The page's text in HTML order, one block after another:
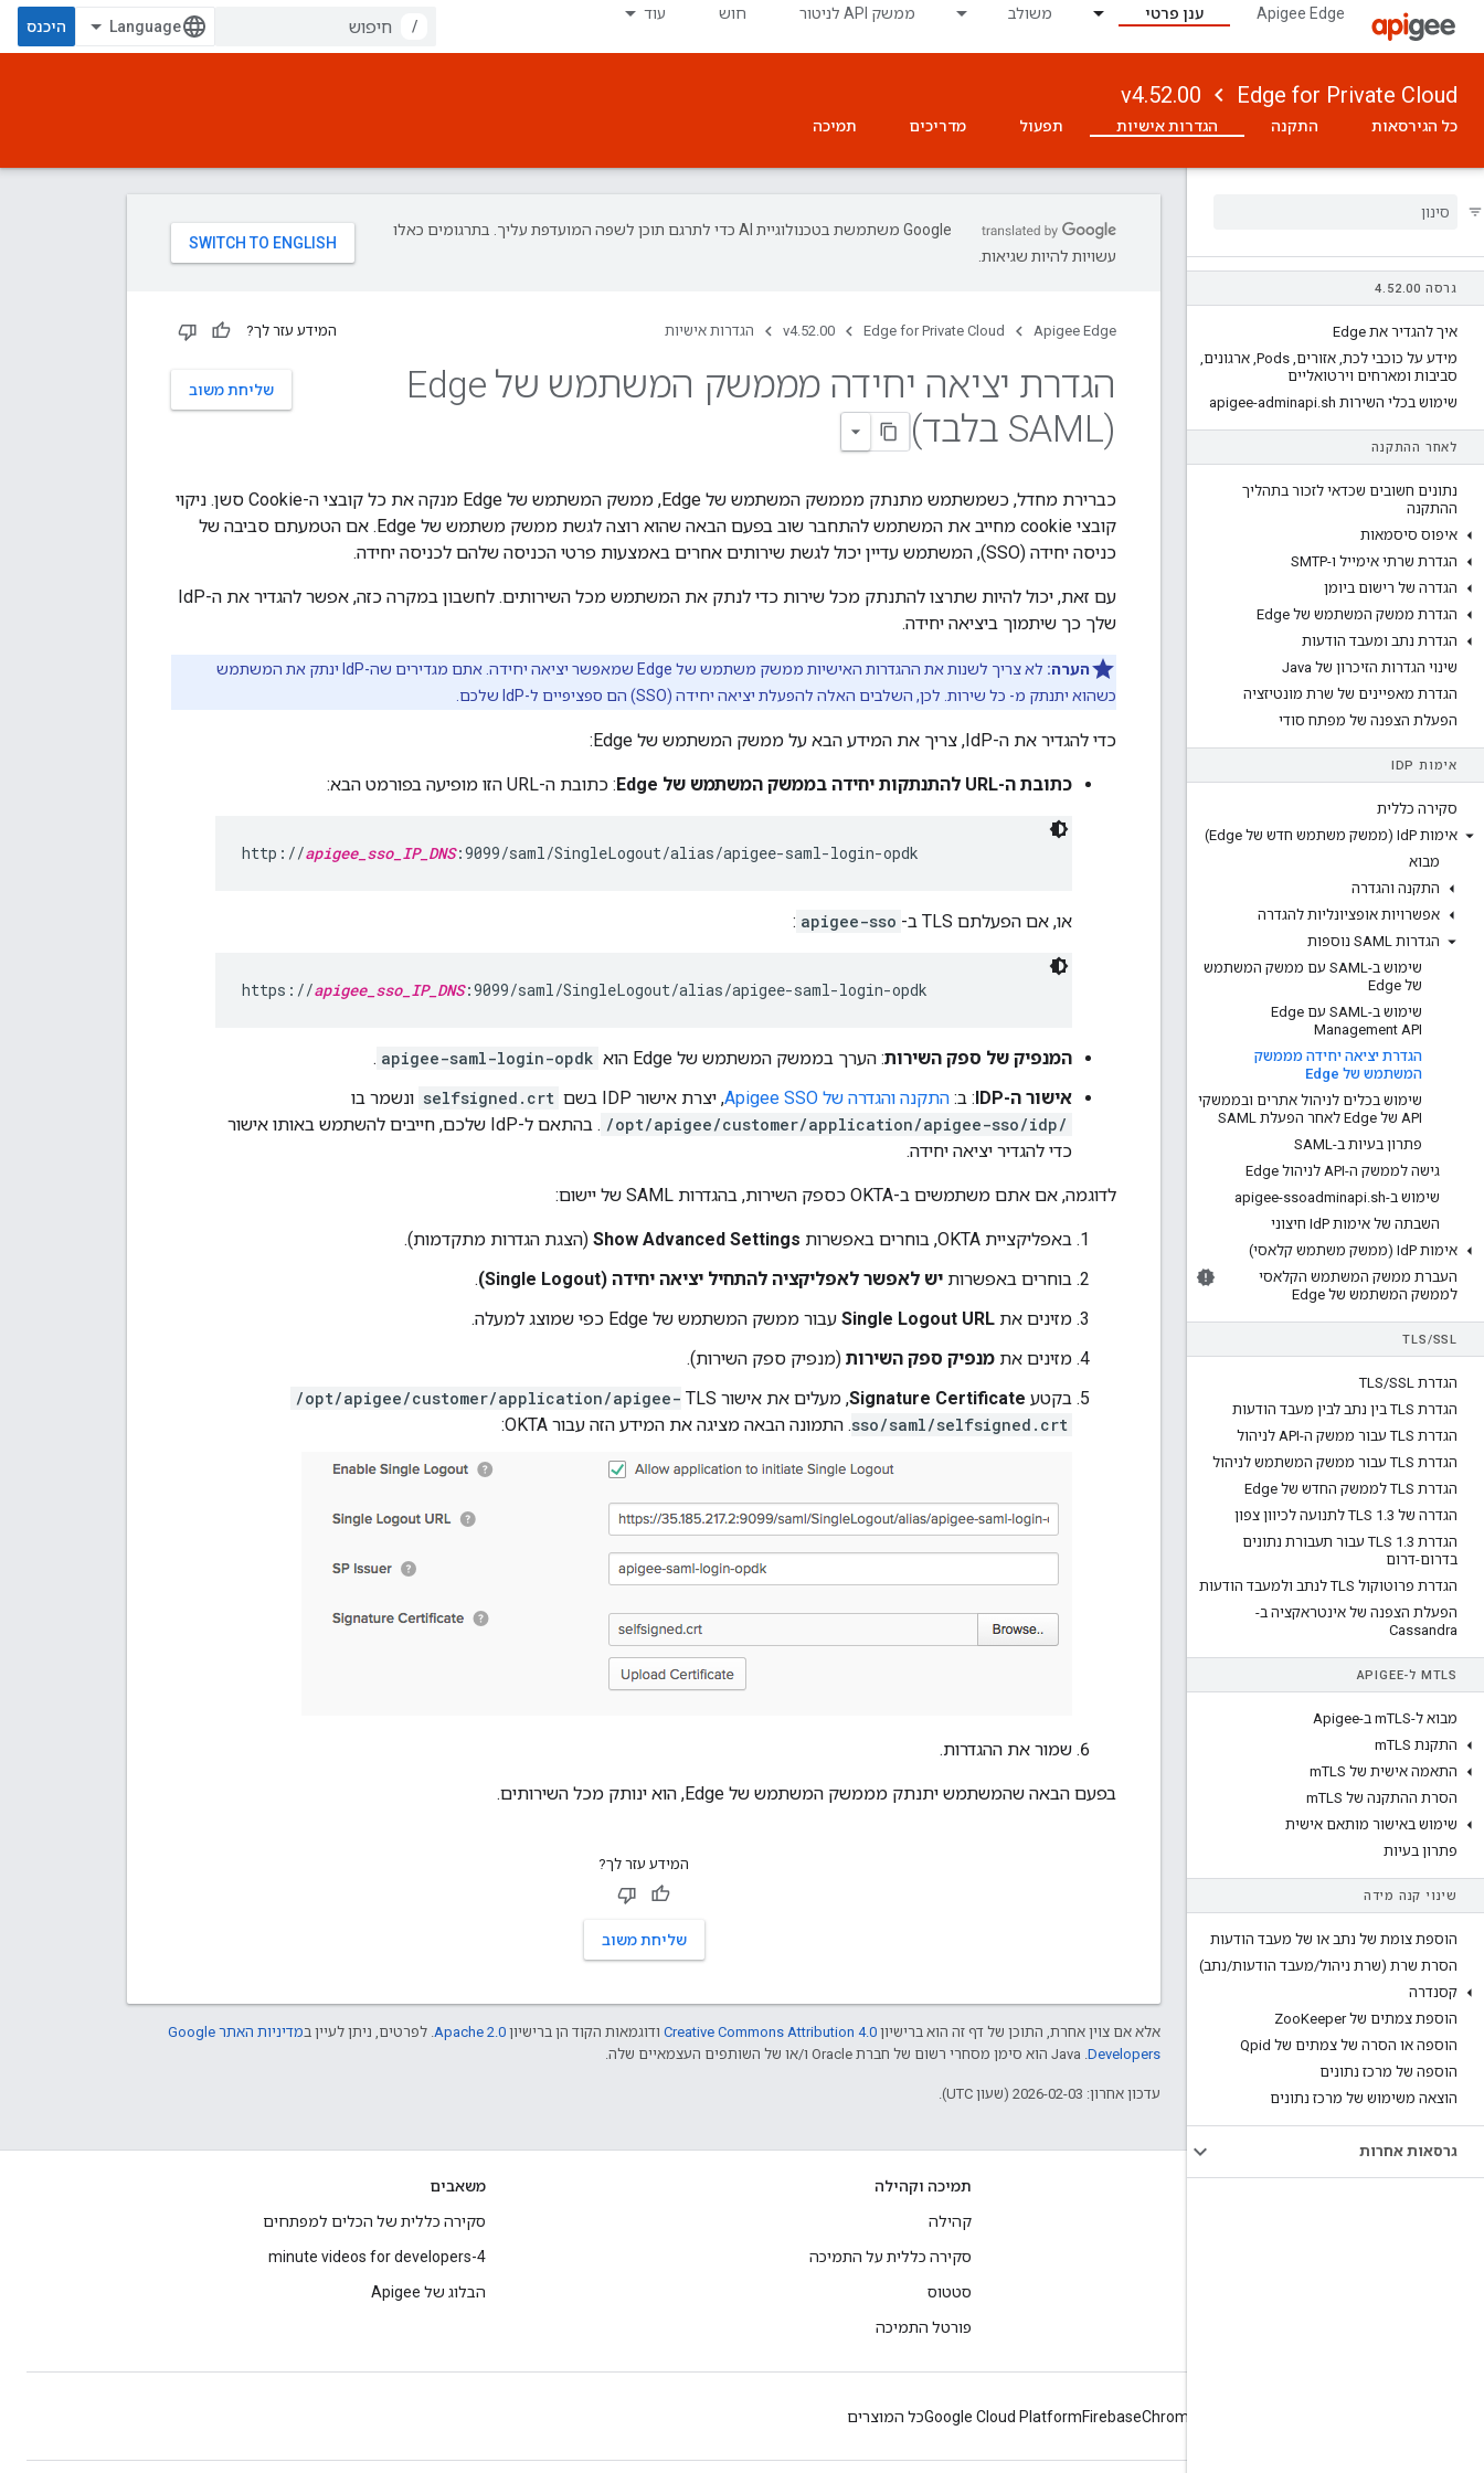
Apigee Edge ענן פרטי משולב ממשק API לניטור חוש עוד
/ היכנס
Edge for Private Cloud
v4.52.00
כל הגירסאות התקנה הגדרות אישיות תפעול מדריכים תמיכה
גרסה 4 . 52.00
איך להגדיר את Edge
מידע על כוכבי לכת, אזורים,
, ארגונים,
סביבות ומארחים וירטואליים
שימוש בכלי השירות apigee-adminapi
.sh
לאחר ההתקנה
נתונים חשובים שכדאי לזכור בתהליך
ההתקנה
איפוס סיסמאות
הגדרת שרתי אימייל ו-SMTP
הגדרה של רישום ביומן
הגדרת ממשק המשתמש של Edge
הגדרת נתב ומעבד הודעות
שינוי הגדרות הזיכרון של Java
הגדרת מאפיינים של שרת מונטיזציה
הפעלת הצפנה של מפתח סודי
אימות ID P
סקירה כללית
אימות Id P (ממשק משתמש חדש של Edge)
מבוא
התקנה והגדרה
אפשרויות אופציונליות להגדרה
הגדרות SAML נוספות
שימוש ב-SAML עם ממשק המשתמש
של Edge
שימוש ב-SAML עם Edge
Management API
הגדרת יציאה יחידה מממשק
המשתמש של Edge
שימוש בכלים לניהול אתרים ובממשקי
API של Edge לאחר הפעלת SAML
פתרון בעיות ב-SAML
גישה לממשק ה-API לניהול Edge
שימוש ב-apigee-ssoadminapi
.sh
השבתה של אימות Id P חיצוני
אימות Id P (ממשק משתמש קלאסי)
העברת ממשק המשתמש הקלאסי
לממשק המשתמש של Edge
TLS/SSL
הגדרת TLS /SSL
הגדרת TLS בין נתב לבין מעבד הודעות
הגדרת TLS עבור ממשק ה-API לניהול
הגדרת TLS עבור ממשק המשתמש לניהול
הגדרת TLS לממשק החדש של Edge
הגדרה של TLS 1
.3 לתנועה לכיוון צפון
הגדרת TLS 1
.
3 עבור תעבורת נתונים
בדרום-דרום
הגדרת פרוטוקול TLS לנתב ולמעבד הודעות
הפעלת הצפנה של אינטראקציה ב-
Cassandra
MTLS ל-APIGEE
מבוא ל-mTLS ב-Apigee
התקנת m TLS
התאמה אישית של m TLS
הסרת ההתקנה של m TLS
שימוש באישור מותאם אישית
פתרון בעיות
שינוי קנה מידה
הוספת צומת של נתב או של מעבד הודעות
הסרת שרת (שרת ניהול/מעבד הודעות/נתב)
קסנדרה
הוספת צמתים של ZooKeeper
הוספה או הסרה של צמתים של Qpid
הוספה של מרכז נתונים
הוצאה משימוש של מרכז נתונים
גרסאות אחרות
‫Google משתמשת בטכנולוגיית AI כדי לתרגם תוכן לשפה המועדפת עליך. בתרגומים כאלו
עשויות להיות שגיאות.
Apigee Edge
Edge for Private Cloud
v4.52.00 הגדרות אישיות המידע עזר לך?
שליחת משוב
הגדרת יציאה יחידה מממשק המשתמש של Edge
(SAML בלבד)
כברירת מחדל, כשמשתמש מתנתק מממשק המשתמש של Edge, ממשק המשתמש של Edge מנקה את כל קובצי ה-Cookie סשן. ניקוי
קובצי cookie מחייב את המשתמש להתחבר שוב בפעם הבאה שהוא רוצה לגשת ממשק משתמש של Edge. אם הטמעתם סביבה של
כניסה יחידה (SSO), המשתמש עדיין יכול לגשת שירותים אחרים באמצעות פרטי הכניסה שלהם לכניסה יחידה.
עם זאת, יכול להיות שתרצו להתנתק מכל שירות כדי לנתק את המשתמש מכל השירותים. לחשבון במקרה כזה, אפשר להגדיר את ה-IdP
שלך כך שיתמוך ביציאה יחידה.
הערה:
לא צריך לשנות את ההגדרות האישיות ממשק משתמש של Edge שמאפשר יציאה יחידה. אתם מגדירים שה-IdP ינתק את המשתמש
כשהוא יתנתק מ- כל שירות. לכן, השלבים האלה להפעלת יציאה יחידה (SSO) הם ספציפיים ל-IdP שלכם.
כדי להגדיר את ה-IdP, צריך את המידע הבא על ממשק המשתמש של Edge:
כתובת ה-URL להתנתקות יחידה בממשק המשתמש של Edge : כתובת ה-URL הזו מופיעה בפורמט הבא:
http://apigee_sso_IP_DNS:9099/saml/SingleLogout/alias/apigee-saml-login-opdk
או, אם הפעלתם TLS ב- apigee-sso
:
https://apigee_sso_IP_DNS:9099/saml/SingleLogout/alias/apigee-saml-login-opdk
המנפיק של ספק השירות: הערך בממשק המשתמש של Edge הוא apigee-saml-login-opdk
.
אישור ה-IDP
: ב: התקנה והגדרה של Apigee SSO , יצרת אישור IDP בשם selfsigned.crt ונשמר בו
/opt/apigee/customer/application/apigee-sso/idp/
. בהתאם ל-IdP שלכם, חייבים להשתמש באותו אישור
כדי להגדיר יציאה יחידה.
לדוגמה, אם אתם משתמשים ב-OKTA כספק השירות, בהגדרות SAML של יישום:
באפליקציית OKTA, בוחרים באפשרות Show Advanced Settings (הצגת הגדרות מתקדמות).
בוחרים באפשרות יש לאפשר לאפליקציה להתחיל יציאה יחידה (Single Logout)
.
מזינים את Single Logout URL עבור ממשק המשתמש של Edge כפי שמוצג למעלה.
מזינים את מנפיק ספק השירות (מנפיק ספק השירות).
בקטע Signature Certificate, מעלים את אישור TLS
/opt/apigee/customer/application/apigee-
sso/saml/selfsigned.crt. התמונה הבאה מציגה את המידע הזה עבור OKTA:
שמור את ההגדרות.
בפעם הבאה שהמשתמש יתנתק מממשק המשתמש של Edge, הוא ינותק מכל השירותים.
המידע עזר לך?
שליחת משוב
אלא אם צוין אחרת, התוכן של דף זה הוא ברישיון Creative Commons Attribution 4.0 ודוגמאות הקוד הן ברישיון Apache 2.0. לפרטים, ניתן לעיין ב
מדיניות האתר Google
Developers‏.‏ Java הוא סימן מסחרי רשום של חברת Oracle ו/או של השותפים העצמאיים שלה.
עדכון אחרון: 2026-02-03 (שעון UTC).
תמיכה וקהילה
קהילה
סקירה כללית על התמיכה
סטטוס
פורטל התמיכה
משאבים
סקירה כללית של הכלים למפתחים
4-minute videos for developers
הבלוג של Apigee
Chrome
Firebase
Google Cloud Platformכל המוצרים